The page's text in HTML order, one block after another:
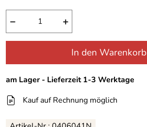
− +
In den Warenkorb
am Lager - Lieferzeit 1-3 Werktage
Kauf auf Rechnung möglich